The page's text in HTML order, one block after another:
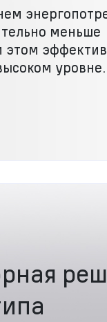
меньше
этом
уровне.